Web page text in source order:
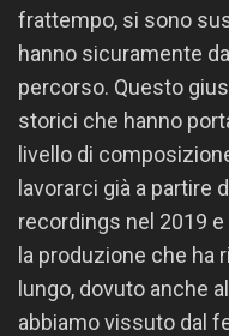
frattempo, si sono
hanno sicuramente
percorso. Questo
storici che hanno
livello di
lavorarci già a partire
recordings nel 2019
la produzione che
lungo, dovuto anche
abbiamo vissuto dal